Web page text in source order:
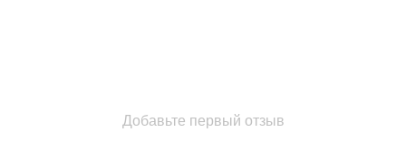
Добавьте первый отзыв